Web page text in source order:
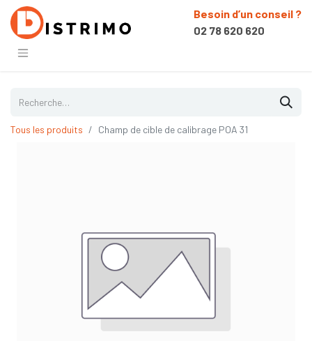
Besoin d’un conseil ?
02 78 620 620
Tous les produits Champ de cible de calibrage POA 31